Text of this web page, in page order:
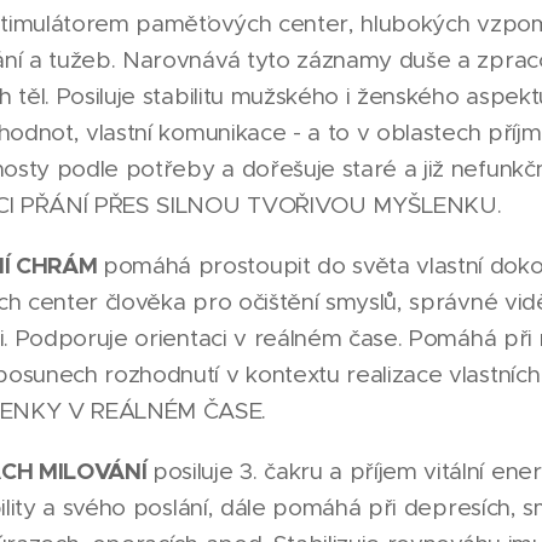
paměťových center, hlubokých
a tužeb. Narovnává tyto záznamy duše a
těl. Posiluje stabilitu mužského i ženského
vlastní komunikace - a to v oblastech
podle potřeby a dořešuje staré a již
PŘÁNÍ PŘES SILNOU TVOŘIVOU MYŠLENKU.
CHRÁM pomáhá prostoupit do světa vlastní
center člověka pro očištění smyslů, správné
Podporuje orientaci v reálném čase. Pomáhá při
rozhodnutí v kontextu realizace
V REÁLNÉM ČASE.
MILOVÁNÍ posiluje 3. čakru a příjem vitální
a svého poslání, dále pomáhá při depresích,